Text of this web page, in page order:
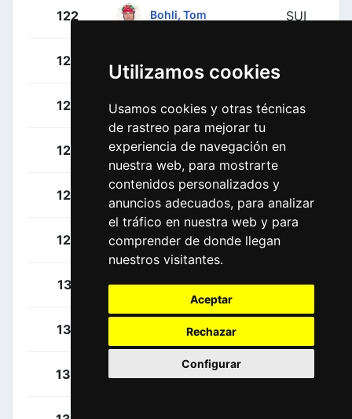
Utilizamos cookies
Usamos cookies y otras técnicas
de rastreo para mejorar tu
experiencia de navegación en
nuestra web, para mostrarte
contenidos personalizados y
anuncios adecuados, para analizar
el tráfico en nuestra web y para
comprender de donde llegan
nuestros visitantes.
Aceptar
Rechazar
Configurar
122 Bohli, Tom SUI
123
124 Allegaert, Piet BEL
125 Vanbilsen, Kenneth
126 Sabatini, Fabio ITA
127 Sajnok, Szymon
131 Bol, Cees NED
132 Nieuwenhuis, Joris
133 Dainese, Alberto